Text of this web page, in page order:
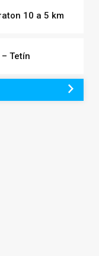
10 a 5 km
Tetín